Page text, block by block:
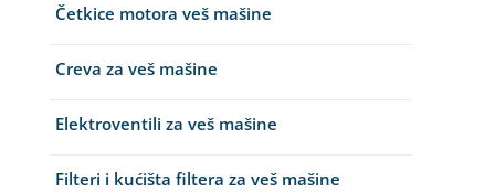
Četkice motora veš mašine
Creva za veš mašine
Elektroventili za veš mašine
Filteri i kućišta filtera za veš mašine